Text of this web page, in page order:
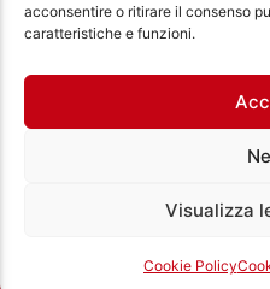
acconsentire o ritirare il consenso
caratteristiche e funzioni.
Visualizza
Cookie Policy
Ass. Cult. Dissociazione -
Città Aperta via di Casal